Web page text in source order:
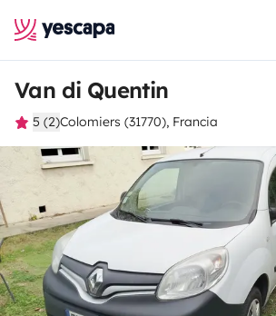
Van di Quentin
5 (2)Colomiers (31770), Francia